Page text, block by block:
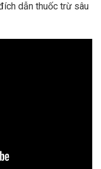
dẫn thuốc trừ sâu